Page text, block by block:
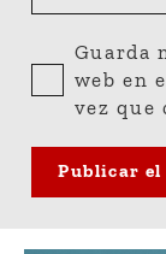
Guarda
web en
vez que
Publicar